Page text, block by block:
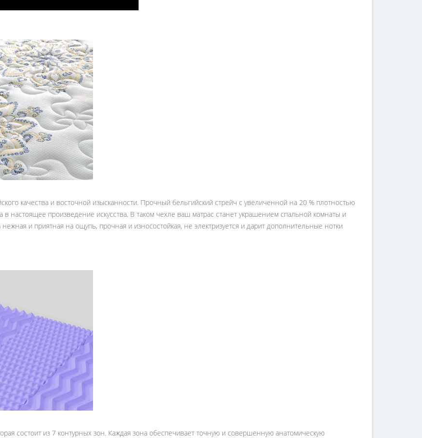
качества и восточной изысканности. Прочный бельгийский стрейч с увеличенной на 20 % плотностью
настоящее произведение искусства. В таком чехле ваш матрас станет украшением спальной комнаты и
и приятная на ощупь, прочная и износостойкая, не электризуется и дарит дополнительные нотки
состоит из 7 контурных зон. Каждая зона обеспечивает точную и совершенную анатомическую